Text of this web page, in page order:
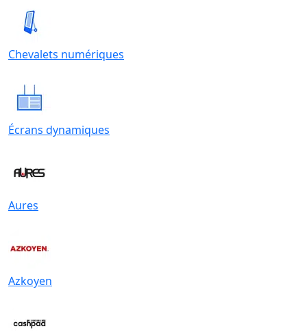
Chevalets numériques
Écrans dynamiques
Aures
Azkoyen